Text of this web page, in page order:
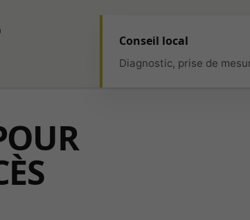
Conseil local
Diagnostic, prise de